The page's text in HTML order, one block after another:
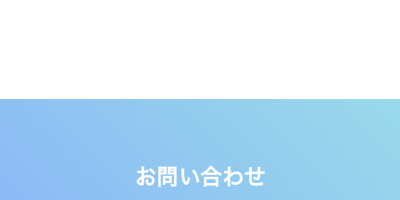
お問い合わせ